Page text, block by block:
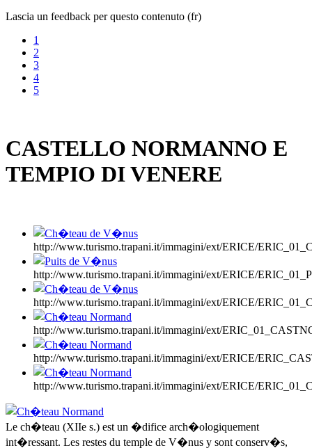
Lascia un feedback per questo contenuto (fr)
1
2
3
4
5
CASTELLO NORMANNO E
TEMPIO DI VENERE
http://www.turismo.trapani.it/immagini/ext/ERICE/
http://www.turismo.trapani.it/immagini/ext/ERICE/
http://www.turismo.trapani.it/immagini/ext/ERICE/
http://www.turismo.trapani.it/immagini/ext/
http://www.turismo.trapani.it/immagini/ext/ERICE/
http://www.turismo.trapani.it/immagini/ext/ERICE/
Le ch�teau (XIIe s.) est un �difice arch�ologiquement
int�ressant. Les restes du temple de V�nus y sont conserv�s,